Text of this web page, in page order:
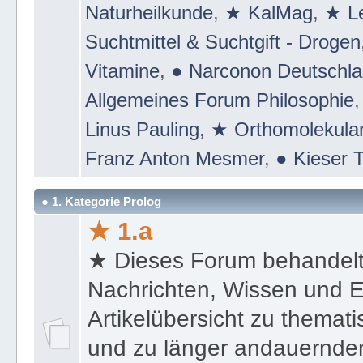
Naturheilkunde, ★ KalMag, ★
Suchtmittel & Suchtgift - Drogen
Vitamine, ● Narconon
Allgemeines Forum Philosophie
Linus Pauling, ★
Franz Anton Mesmer, ● Kieser
● 1. Kategorie Prolog
★ 1.a
★ Dieses Forum
Nachrichten, Wissen und
Artikelübersicht zu
und zu länger